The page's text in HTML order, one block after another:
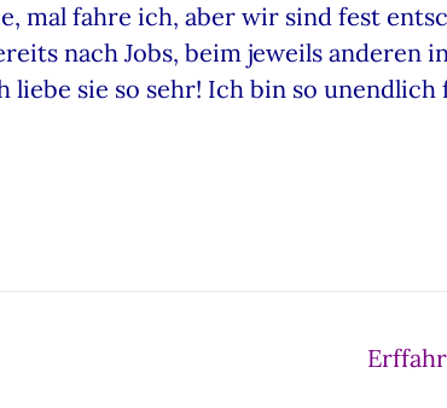
mal fahre ich, aber wir sind fest
nach Jobs, beim jeweils anderen
sie so sehr! Ich bin so unendlich